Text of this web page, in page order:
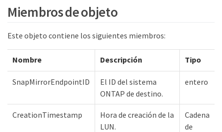
Miembros de objeto
Este objeto contiene los siguientes miembros:
Nombre Descripción Tipo
SnapMirrorEndpointID
El ID del sistema
ONTAP de destino.
entero
CreationTimestamp
Hora de creación de la
LUN.
Cadena
de